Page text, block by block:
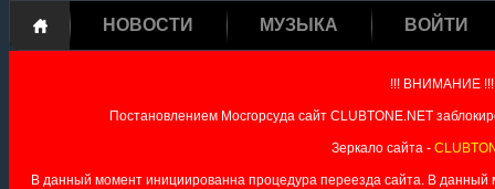
НОВОСТИ МУЗЫКА ВОЙТИ
!!! ВНИМАНИЕ !!!
Постановлением Мосгорсуда сайт CLUBTONE.NET
Зеркало сайта -
В данный момент инициированна процедура переезда сайта. В данный